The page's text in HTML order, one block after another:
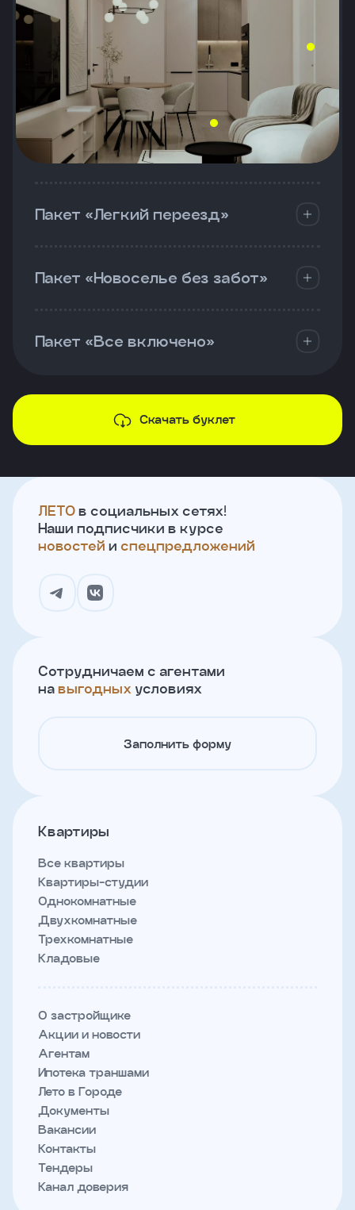
Пакет «Легкий переезд»
Пакет «Новоселье без забот»
Пакет «Все включено»
Скачать буклет
ЛЕТО в социальных сетях!
Наши подписчики в курсе
новостей и спецпредложений
Сотрудничаем с агентами
на выгодных условиях
Заполнить форму
Квартиры
Все квартиры
Квартиры-студии
Однокомнатные
Двухкомнатные
Трехкомнатные
Кладовые
О застройщике
Акции и новости
Агентам
Ипотека траншами
Лето в Городе
Документы
Вакансии
Контакты
Тендеры
Канал доверия